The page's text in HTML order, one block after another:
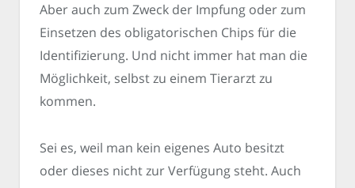
Aber auch zum Zweck der Impfung oder zum
Einsetzen des obligatorischen Chips für die
Identifizierung. Und nicht immer hat man die
Möglichkeit, selbst zu einem Tierarzt zu
kommen.
Sei es, weil man kein eigenes Auto besitzt
oder dieses nicht zur Verfügung steht. Auch